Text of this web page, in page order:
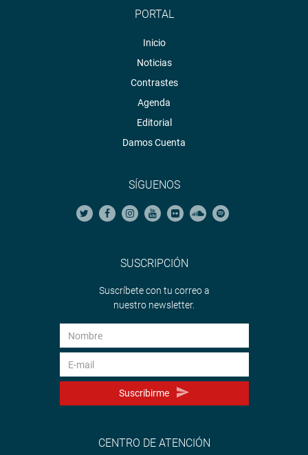
PORTAL
Inicio
Noticias
Contrastes
Agenda
Editorial
Damos Cuenta
SÍGUENOS
SUSCRIPCIÓN
Suscríbete con tu correo a
nuestro newsletter.
Suscribirme
CENTRO DE ATENCIÓN